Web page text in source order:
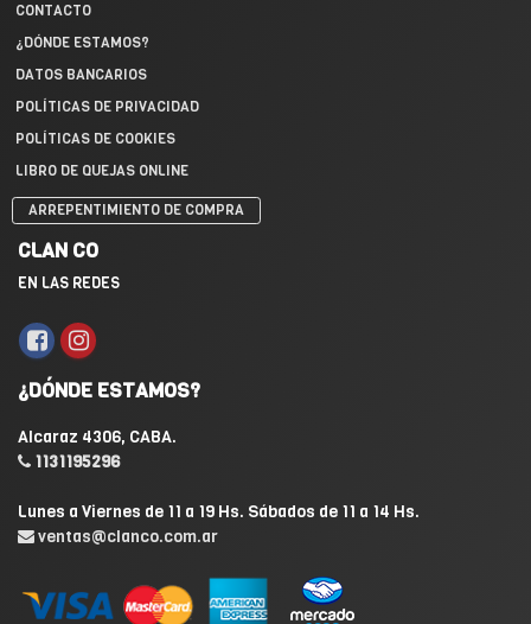
CONTACTO
¿DÓNDE ESTAMOS?
DATOS BANCARIOS
POLÍTICAS DE PRIVACIDAD
POLÍTICAS DE COOKIES
LIBRO DE QUEJAS ONLINE
ARREPENTIMIENTO DE COMPRA
CLAN CO
EN LAS REDES
¿DÓNDE ESTAMOS?
Alcaraz 4306, CABA.
1131195296
Lunes a Viernes de 11 a 19 Hs. Sábados de 11 a 14 Hs.
ventas@clanco.com.ar